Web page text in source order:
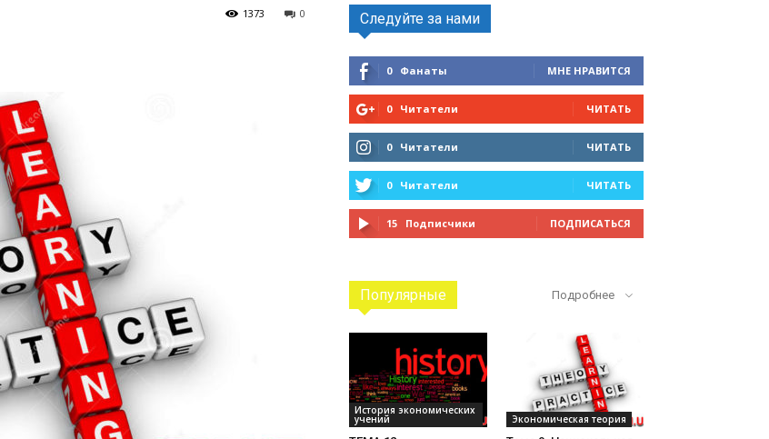
0
1373 Следуйте за нами
0 Фанаты МНЕ НРАВИТСЯ
0 Читатели ЧИТАТЬ
0 Читатели ЧИТАТЬ
0 Читатели ЧИТАТЬ
15 Подписчики ПОДПИСАТЬСЯ
Популярные Подробнее
История экономических
учений Экономическая теория